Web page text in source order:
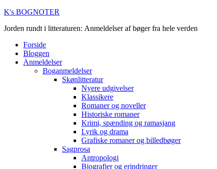
K's BOGNOTER
Jorden rundt i litteraturen: Anmeldelser af bøger fra hele verden
Forside
Bloggen
Anmeldelser
Boganmeldelser
Skønlitteratur
Nyere udgivelser
Klassikere
Romaner og noveller
Historiske romaner
Krimi, spænding og ramasjang
Lyrik og drama
Grafiske romaner og billedbøger
Sagprosa
Antropologi
Biografier og erindringer